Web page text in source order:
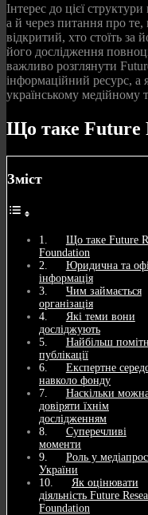
Інтерес до цієї
а й через питання про
відкритий, хто стоїть за
його дослідження
важливо розглянути
інформаційний ресурс, а
українському медійному
Що таке Future
Зміст
Що таке Future
Foundation
Юридична та
інформація
Чим займається
організація
Які теми вони
досліджують
Найбільш
публікації
Експертне
навколо фонду
Наскільки
довіряти їхнім
дослідженням
Суперечливі
моменти
Роль у
України
Як оцінювати
діяльність Future
Foundation